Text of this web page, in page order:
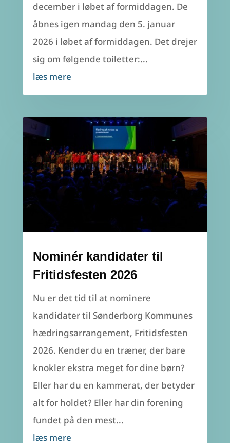
december i løbet af formiddagen. De
åbnes igen mandag den 5. januar
2026 i løbet af formiddagen. Det drejer
sig om følgende toiletter:...
læs mere
Nominér kandidater til
Fritidsfesten 2026
Nu er det tid til at nominere
kandidater til Sønderborg Kommunes
hædringsarrangement, Fritidsfesten
2026. Kender du en træner, der bare
knokler ekstra meget for dine børn?
Eller har du en kammerat, der betyder
alt for holdet? Eller har din forening
fundet på den mest...
læs mere